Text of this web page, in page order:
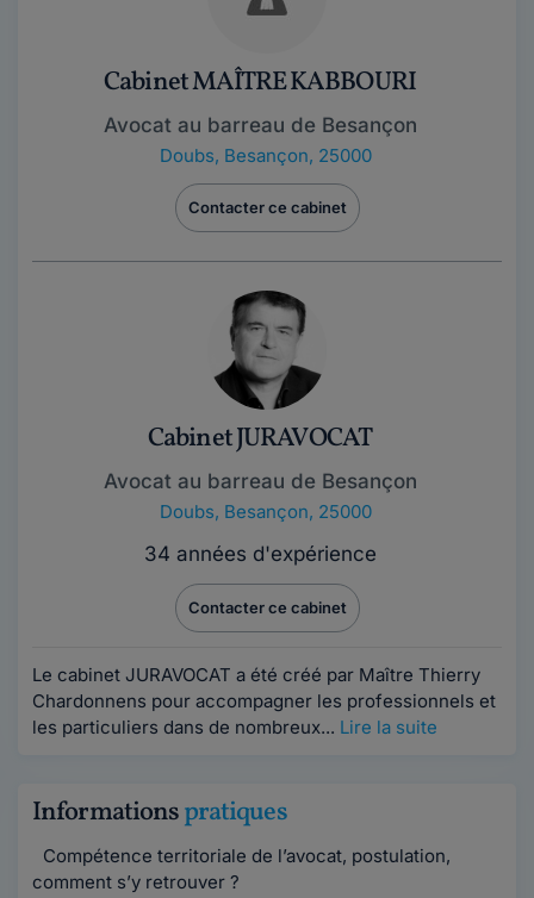
Cabinet MAÎTRE KABBOURI
Avocat au barreau de Besançon
Doubs, Besançon, 25000
Contacter ce cabinet
Cabinet JURAVOCAT
Avocat au barreau de Besançon
Doubs, Besançon, 25000
34 années d'expérience
Contacter ce cabinet
Le cabinet JURAVOCAT a été créé par Maître Thierry
Chardonnens pour accompagner les professionnels et
les particuliers dans de nombreux... Lire la suite
Informationspratiques
Compétence territoriale de l’avocat, postulation,
comment s’y retrouver ?